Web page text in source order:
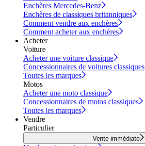
Enchères Mercedes-Benz
Enchères de classiques britanniques
Comment vendre aux enchères
Comment acheter aux enchères
Acheter
Voiture
Acheter une voiture classique
Concessionnaires de voitures classiques
Toutes les marques
Motos
Acheter une moto classique
Concessionnaires de motos classiques
Toutes les marques
Vendre
Particulier
Vente immédiate